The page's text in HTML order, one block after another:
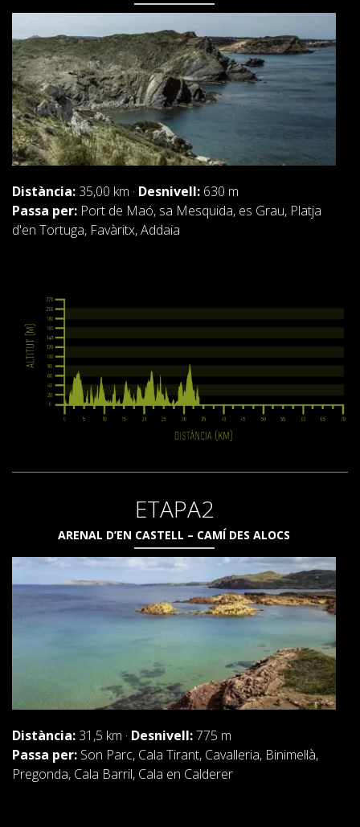
ESTUDI SOBRE ELS PLÀSTICS AL CAMÍ DE CAVALLS
RECUPERACIÓ DE TORRENTS
RESSENYES
ESPAÑOL
ENGLISH
FRANÇAIS
DEUTSCH
Distància: 35,00 km · Desnivell: 630 m
Passa per: Port de Maó, sa Mesquida, es Grau, Platja
d'en Tortuga, Favàritx, Addaia
ETAPA2
ARENAL D’EN CASTELL – CAMÍ DES ALOCS
Distància: 31,5 km · Desnivell:775 m
Passa per: Son Parc, Cala Tirant, Cavalleria, Binimel·là,
Pregonda, Cala Barril, Cala en Calderer